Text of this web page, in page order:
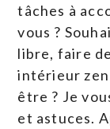
tâches à
vous ?
libre, faire
intérieur
être ? Je
et astuces.